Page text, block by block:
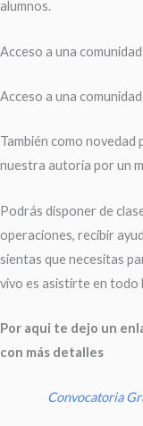
alumnos.
Acceso a una
Acceso a una
También como
nuestra autoría por un
Podrás disponer de
operaciones, recibir
sientas que necesitas
vivo es asistirte en todo
Por aqui te dejo un
con más detalles
Convocatoria